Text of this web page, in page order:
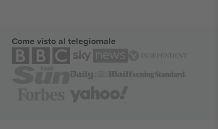
Come visto al telegiornale